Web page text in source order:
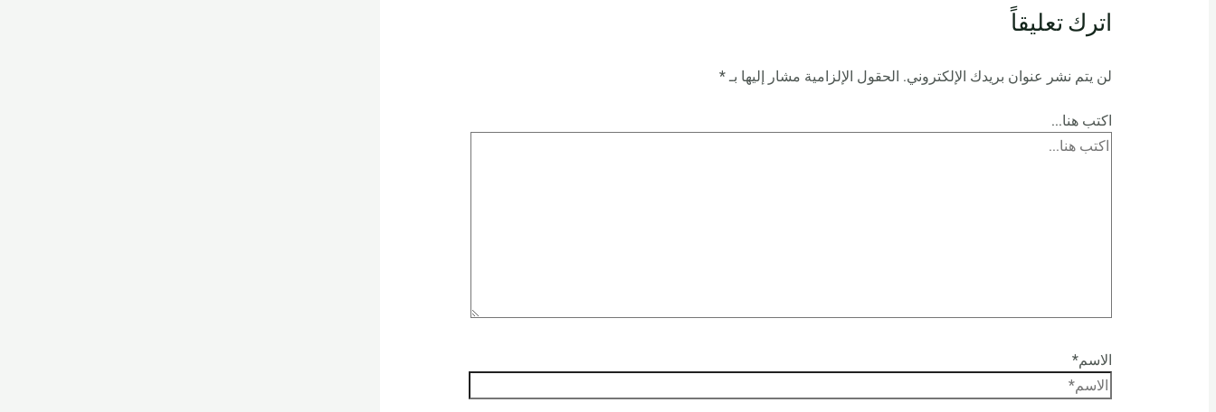
اترك تعليقاً
لن يتم نشر عنوان بريدك الإلكتروني. الحقول الإلزامية مشار إليها بـ*
اكتب هنا...
الاسم*